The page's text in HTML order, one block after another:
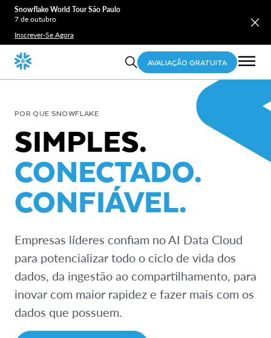
Snowflake World Tour São Paulo
7 de outubro
Inscrever-Se Agora
AVALIAÇÃO GRATUITA
POR QUE SNOWFLAKE
SIMPLES.
CONECTADO.
CONFIÁVEL.
Empresas líderes confiam no AI Data Cloud
para potencializar todo o ciclo de vida dos
dados, da ingestão ao compartilhamento, para
inovar com maior rapidez e fazer mais com os
dados que possuem.